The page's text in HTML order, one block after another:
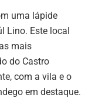
uma lápide
Lino. Este local
mais
do Castro
com a vila e o
em destaque.